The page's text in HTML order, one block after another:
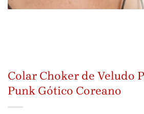
Colar Choker de Veludo
Punk Gótico Coreano